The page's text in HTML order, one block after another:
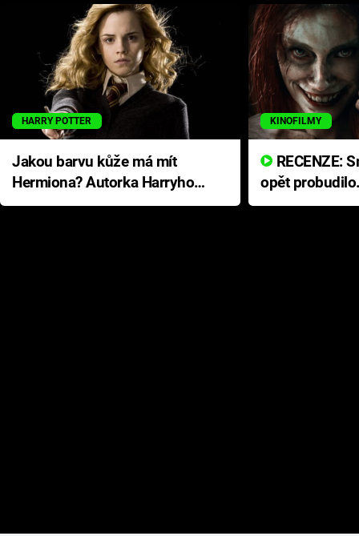
HARRY POTTER
Jakou barvu kůže má mít
Hermiona? Autorka Harryho
Pottera přišla s ráznou
KINOFILMY
opět
přichází s